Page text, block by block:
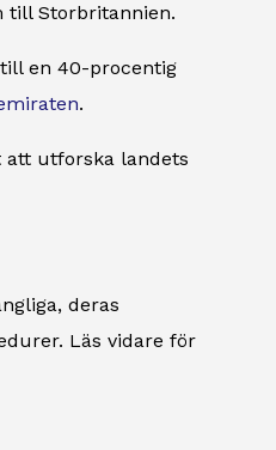
till Storbritannien.
en 40-procentig
.
utforska landets
deras
Läs vidare för